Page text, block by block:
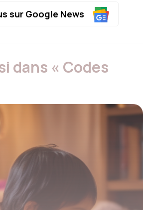
sur Google News
dans « Codes